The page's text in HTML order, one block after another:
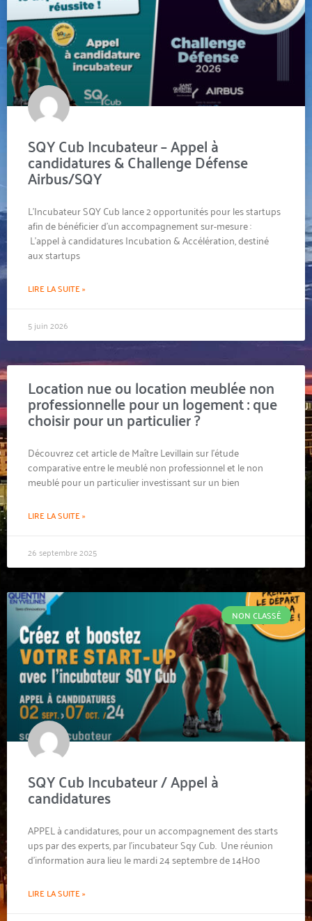
SQY Cub Incubateur – Appel à
candidatures & Challenge Défense
Airbus/SQY
L’Incubateur SQY Cub lance 2 opportunités pour les startups
afin de bénéficier d’un accompagnement sur-mesure :
L’appel à candidatures Incubation & Accélération, destiné
aux startups
LIRE LA SUITE »
5 juin 2026
Location nue ou location meublée non
professionnelle pour un logement : que
choisir pour un particulier ?
Découvrez cet article de Maître Levillain sur l’étude
comparative entre le meublé non professionnel et le non
meublé pour un particulier investissant sur un bien
LIRE LA SUITE »
26 septembre 2025
NON CLASSÉ
SQY Cub Incubateur / Appel à
candidatures
APPEL à candidatures, pour un accompagnement des starts
ups par des experts, par l’incubateur Sqy Cub. Une réunion
d’information aura lieu le mardi 24 septembre de 14H00
LIRE LA SUITE »